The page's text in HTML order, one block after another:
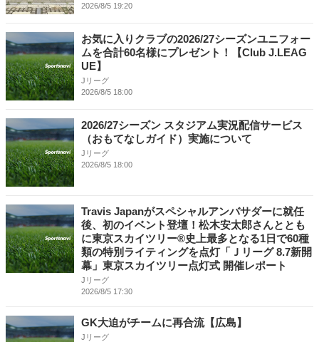
2026/8/5 19:20
お気に入りクラブの2026/27シーズンユニフォー
ムを合計60名様にプレゼント！【Club J.LEAG
UE】
Jリーグ
2026/8/5 18:00
2026/27シーズン スタジアム実況配信サービス
（おもてなしガイド）実施について
Jリーグ
2026/8/5 18:00
Travis Japanがスペシャルアンバサダーに就任
後、初のイベント登壇！松木安太郎さんととも
に東京スカイツリー®史上最多となる1日で60種
類の特別ライティングを点灯「Ｊリーグ 8.7新開
幕」東京スカイツリー点灯式 開催レポート
Jリーグ
2026/8/5 17:30
GK大迫がチームに再合流【広島】
Jリーグ